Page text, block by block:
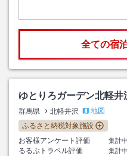
全ての宿
ゆとりろガーデン北軽
群馬県 北軽井沢
地図
ふるさと納税対象施設
お客様アンケート評価
集計中
るるぶトラベル評価
集計中